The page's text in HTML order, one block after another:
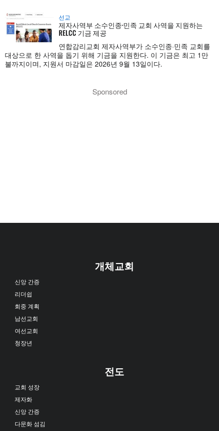
선교
제자사역부 소수인종·민족 교회 사역을 지원하는
RELCC 기금 제공
연합감리교회 제자사역부가 소수인종·민족 교회를
대상으로 한 사역을 돕기 위해 기금을 지원한다. 이 기금은 최고 1만
불까지이며, 지원서 마감일은 2026년 9월 13일이다.
Sponsored
개체교회
신앙 간증
리더쉽
회중 계획
남선교회
여선교회
청장년
전도
교회 성장
제자화
신앙 간증
다문화 섬김